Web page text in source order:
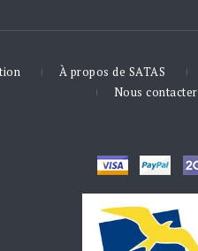
À propos de SATAS
Nous contacter